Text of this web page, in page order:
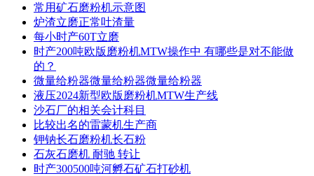
常用矿石磨粉机示意图
炉渣立磨正常吐渣量
每小时产60T立磨
时产200吨欧版磨粉机MTW操作中 有哪些是对不能做
的？
微量给粉器微量给粉器微量给粉器
液压2024新型欧版磨粉机MTW生产线
沙石厂的相关会计科目
比较出名的雷蒙机生产商
钾钠长石磨粉机长石粉
石灰石磨机 耐驰 转让
时产300500吨河孵石矿石打砂机